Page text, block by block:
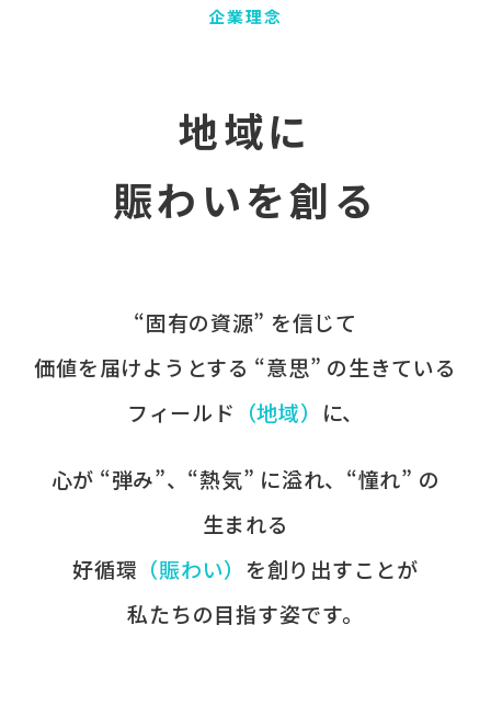
企業理念
地域に
賑わいを創る
“固有の​資源” を​信じて
価値を​届けようとする​ “意思” の​生きている
フィールド ​（地域） に、​
心が​ “弾み”、​“熱気” に​溢れ、​“憧れ” の​
生まれる
好循環 ​（賑わい） を​創り出すことが
​私たちの​目指す姿です。​